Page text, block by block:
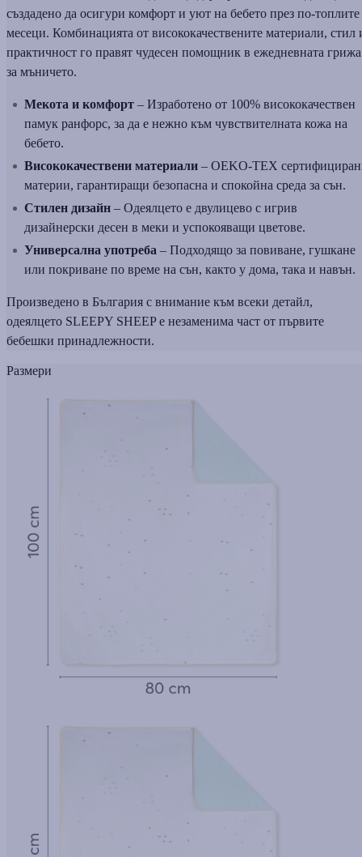
създадено да осигури комфорт и уют на бебето през по-топлите
месеци. Комбинацията от висококачествените материали, стил
практичност го правят чудесен помощник в ежедневната грижа
за мъничето.
Мекота и комфорт – Изработено от 100% висококачествен
памук ранфорс, за да е нежно към чувствителната кожа на
бебето.
Висококачествени материали – OEKO-TEX
материи, гарантиращи безопасна и спокойна среда за сън.
Стилен дизайн – Одеялцето е двулицево с игрив
дизайнерски десен в меки и успокояващи цветове.
Универсална употреба – Подходящо за повиване, гушкане
или покриване по време на сън, както у дома, така и навън.
Произведено в България с внимание към всеки детайл,
одеялцето SLEEPY SHEEP е незаменима част от първите
бебешки принадлежности.
Размери